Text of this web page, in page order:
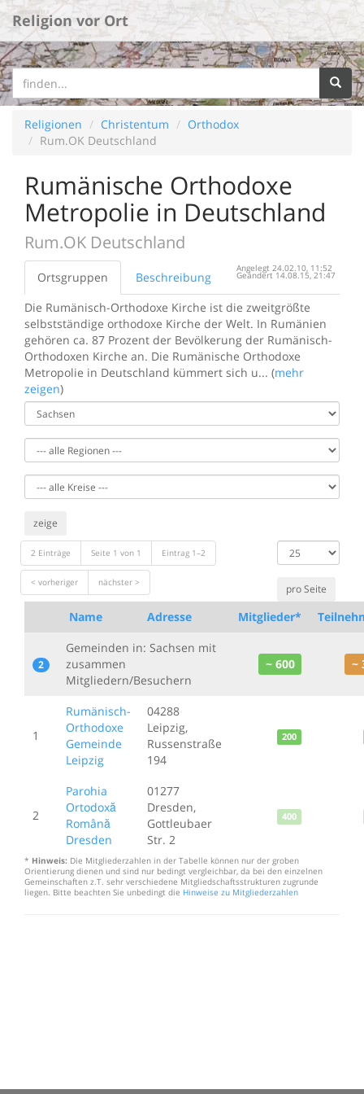
Religion vor Ort
Religionen Christentum
Orthodox
Rum.OK Deutschland
Rumänische Orthodoxe
Metropolie in Deutschland
Rum.OK Deutschland
Angelegt 24.02.10, 11:52
Geändert 14.08.15, 21:47
Ortsgruppen
Beschreibung
Die Rumänisch-Orthodoxe Kirche ist die zweitgrößte
selbstständige orthodoxe Kirche der Welt. In Rumänien
gehören ca. 87 Prozent der Bevölkerung der Rumänisch-
Orthodoxen Kirche an. Die Rumänische Orthodoxe
Metropolie in Deutschland kümmert sich u... (mehr
zeigen)
zeige
Datensätze
anzeigen
2 Einträge Seite 1 von 1 Eintrag 1–2
< vorheriger nächster >
Name Adresse Mitglieder*
2
Gemeinden in: Sachsen mit
zusammen
Mitgliedern/Besuchern
~ 600 ~
1
Rumänisch-
Orthodoxe
Gemeinde
Leipzig
04288
Leipzig,
Russenstraße
194
200
2
Parohia
Ortodoxă
Română
Dresden
01277
Dresden,
Gottleubaer
Str. 2
400
* Hinweis: Die Mitgliederzahlen in der Tabelle können nur der groben
Orientierung dienen und sind nur bedingt vergleichbar, da bei den einzelnen
Gemeinschaften z.T. sehr verschiedene Mitgliedschaftsstrukturen zugrunde
liegen. Bitte beachten Sie unbedingt die Hinweise zu Mitgliederzahlen